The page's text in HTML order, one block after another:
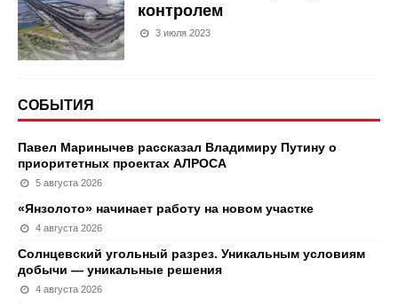
контролем
3 июля 2023
СОБЫТИЯ
Павел Маринычев рассказал Владимиру Путину о
приоритетных проектах АЛРОСА
5 августа 2026
«Янзолото» начинает работу на новом участке
4 августа 2026
Солнцевский угольный разрез. Уникальным условиям
добычи — уникальные решения
4 августа 2026